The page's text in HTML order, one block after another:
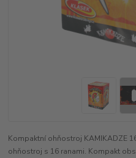
Kompaktní ohňostroj KAMIKADZE
ohňostroj s 16 ranami. Kompakt